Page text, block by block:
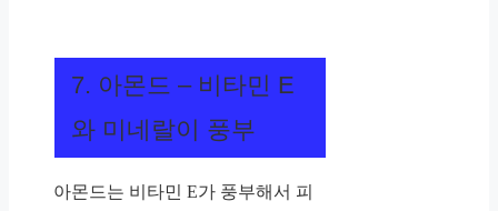
7. 아몬드 – 비타민 E
와 미네랄이 풍부
아몬드는 비타민 E가 풍부해서 피